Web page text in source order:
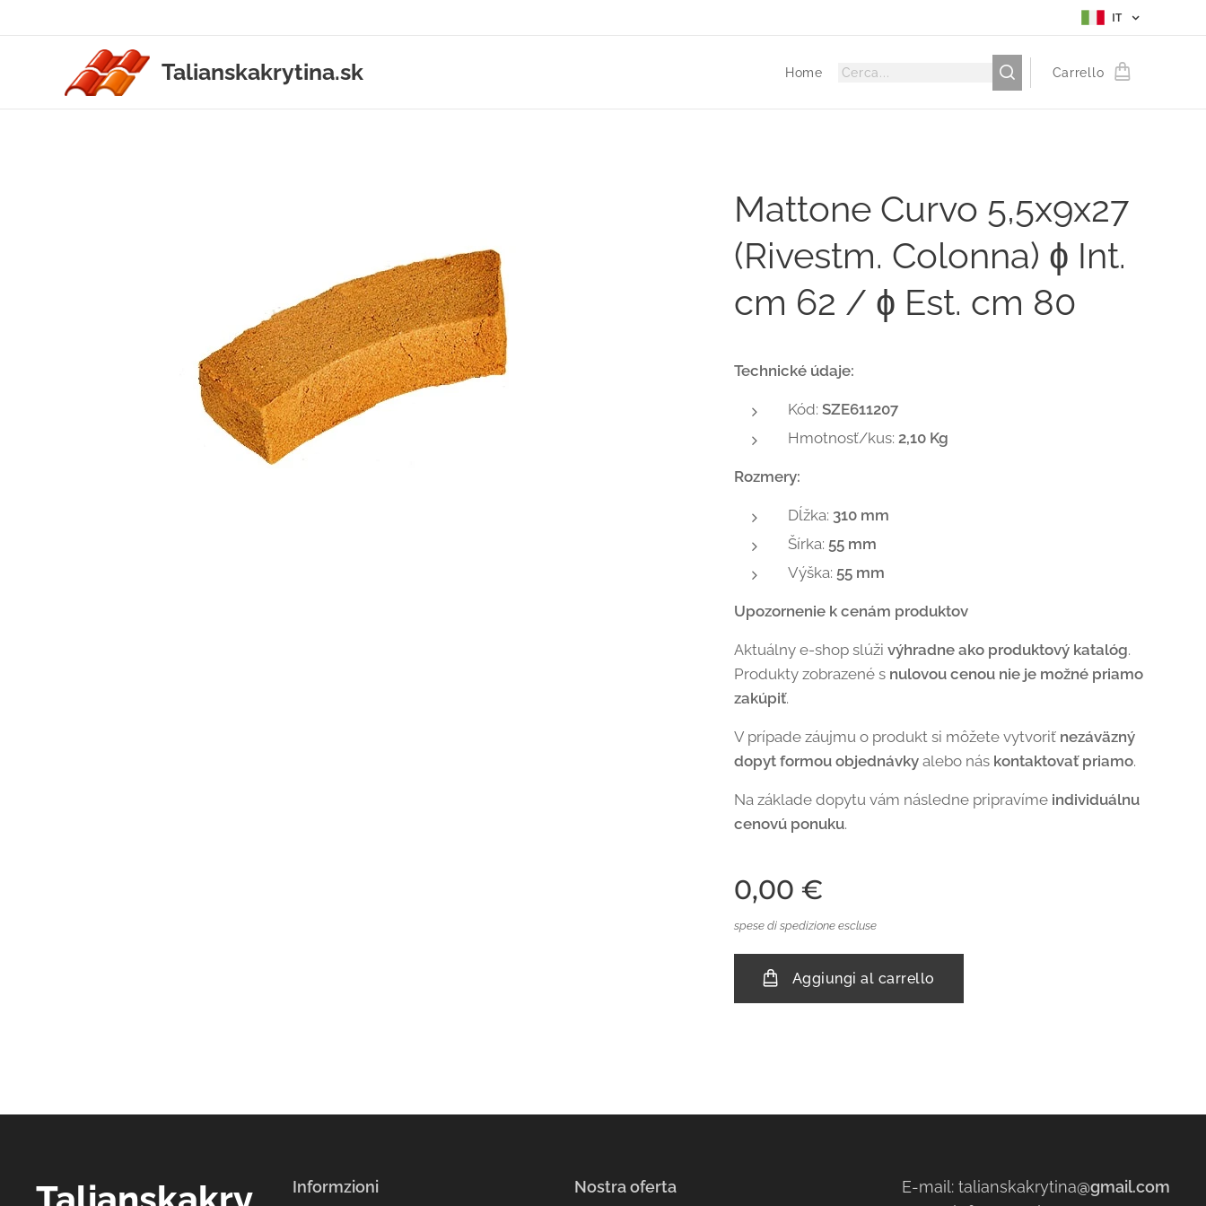
IT
Talianskakrytina.sk Home Carrello
Mattone Curvo 5,5x9x27
(Rivestm. Colonna) ɸ Int.
cm 62 / ɸ Est. cm 80
Technické údaje:
Kód:SZE611207
Hmotnosť/kus:2,10 Kg
Rozmery:
Dĺžka: 310 mm
Šírka: 55 mm
Výška: 55 mm
Upozornenie k cenám produktov
Aktuálny e-shop slúživýhradne ako produktový katalóg.
Produkty zobrazené s nulovou cenou nie je možné priamo
zakúpiť.
V prípade záujmu o produkt si môžete vytvoriť nezáväzný
dopyt formou objednávky alebo nás kontaktovať priamo.
Na základe dopytu vám následne pripravíme individuálnu
cenovú ponuku.
0,00 €
spese di spedizione escluse
Aggiungi al carrello
Informzioni Nostra oferta E-mail: talianskakrytina@gmail.com